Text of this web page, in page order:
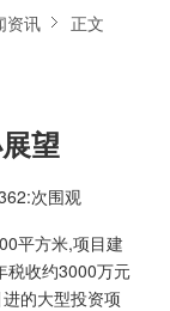
资讯 正文
望
次围观
平方米,项目建
税收约3000万元
的大型投资项